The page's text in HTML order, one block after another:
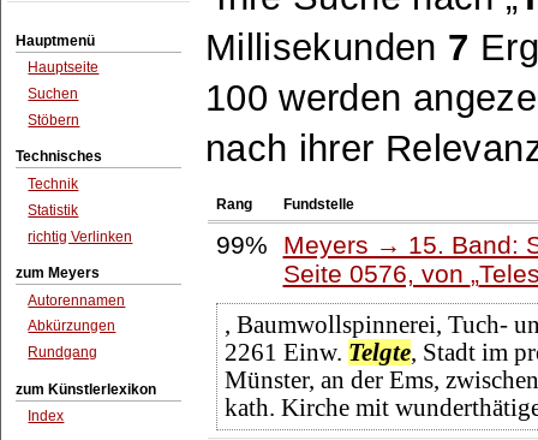
Hauptmenü
Hauptseite
Suchen
Stöbern
Technisches
Technik
Statistik
richtig Verlinken
zum Meyers
Autorennamen
Abkürzungen
Rundgang
zum Künstlerlexikon
Index
Millisekunden 7
100 werden
nach ihrer
Rang Fundstelle
99%
Meyers → 15. Band:
Seite 0576, von
, Baumwollspinnerei, Tuch-
2261 Einw. Telgte, Stadt im
Münster, an der Ems,
kath. Kirche mit